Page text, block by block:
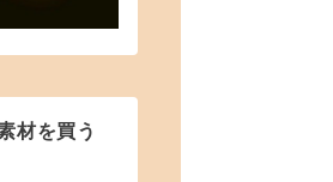
材を買う